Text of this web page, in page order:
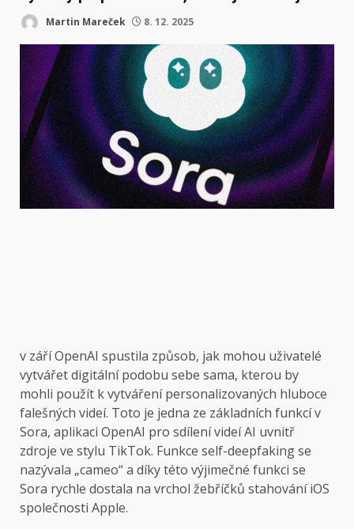
Martin Mareček 8. 12. 2025
v záříOpenAI spustila způsob, jak mohou uživatelé
vytvářet digitální podobu sebe sama, kterou by
mohli použít k vytváření personalizovaných hluboce
falešných videí. Toto je jedna ze základních funkcí v
Sora, aplikaci OpenAI pro sdílení videí AI uvnitř
zdroje ve stylu TikTok. Funkce self-deepfaking se
nazývala „cameo“ a díky této výjimečné funkci se
Sora rychle dostala na vrchol žebříčků stahování iOS
společnosti Apple.